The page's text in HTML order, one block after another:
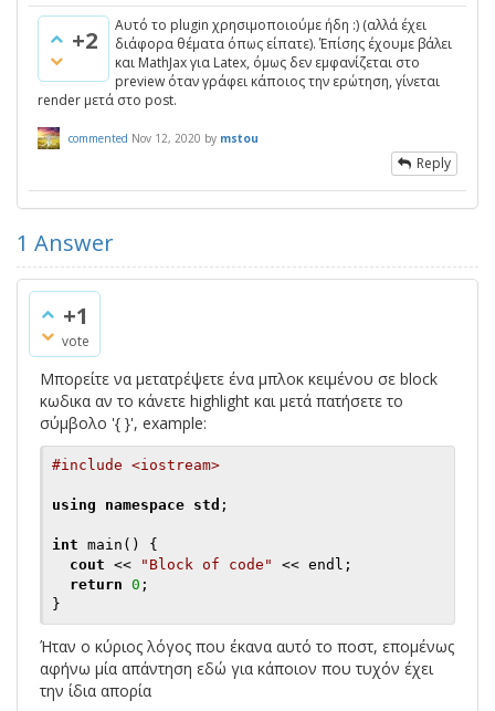
+2
Αυτό το plugin χρησιμοποιούμε ήδη :) (αλλά έχει
διάφορα θέματα όπως είπατε). Έπίσης έχουμε βάλει
και MathJax για Latex, όμως δεν εμφανίζεται στο
preview όταν γράφει κάποιος την ερώτηση, γίνεται
render μετά στο post.
commented Nov 12, 2020 by mstou
Reply
1 Answer
+1
vote
Μπορείτε να μετατρέψετε ένα μπλοκ κειμένου σε block
κωδικα αν το κάνετε highlight και μετά πατήσετε το
σύμβολο '{ }', example:
#include <iostream>
using namespace std ;
int main() {
cout << "Block of code"
<< endl;
return 0 ;
Ήταν ο κύριος λόγος που έκανα αυτό το ποστ, επομένως
αφήνω μία απάντηση εδώ για κάποιον που τυχόν έχει
την ίδια απορία